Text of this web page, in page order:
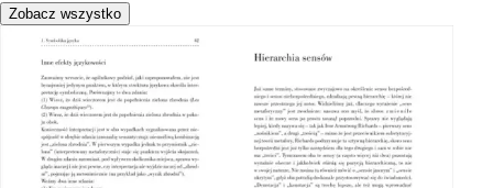
Zobacz wszystko